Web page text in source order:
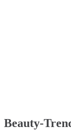
Beauty-